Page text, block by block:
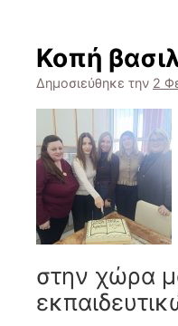
Κοπή
Δημοσιεύθηκε την 2
στην χώρα